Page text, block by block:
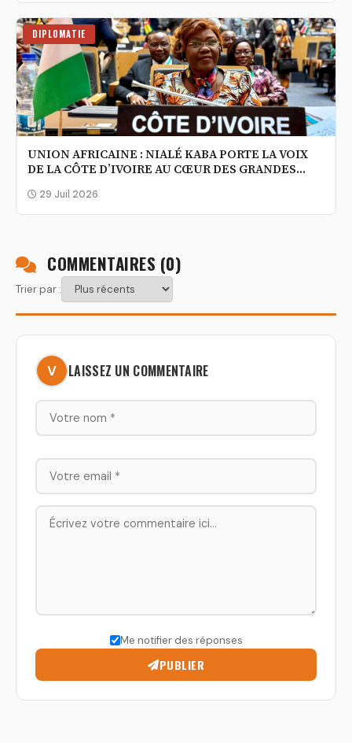
DIPLOMATIE
UNION AFRICAINE : NIALÉ KABA PORTE LA VOIX
DE LA CÔTE D’IVOIRE AU CŒUR DES GRANDES
29 Juil 2026
COMMENTAIRES (0)
Trier par :
LAISSEZ UN COMMENTAIRE
Me notifier des réponses
PUBLIER